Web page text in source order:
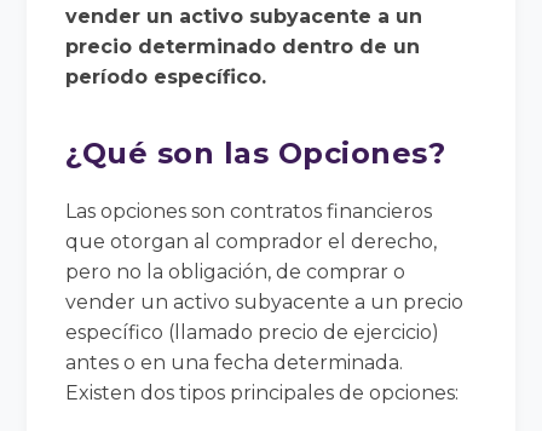
vender un activo subyacente a un
precio determinado dentro de un
período específico.
¿Qué son las Opciones?
Las opciones son contratos financieros
que otorgan al comprador el derecho,
pero no la obligación, de comprar o
vender un activo subyacente a un precio
específico (llamado precio de ejercicio)
antes o en una fecha determinada.
Existen dos tipos principales de opciones: